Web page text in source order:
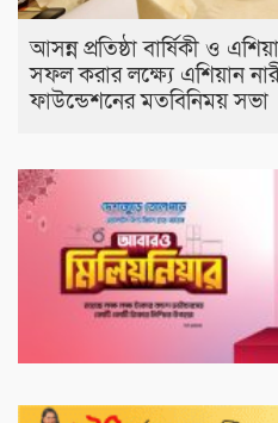
আসন্ন প্রতিষ্ঠা বার্ষিকী ও
সফল করার লক্ষ্যে এশিয়ান
ফাউন্ডেশনের মতবিনিময় সভা